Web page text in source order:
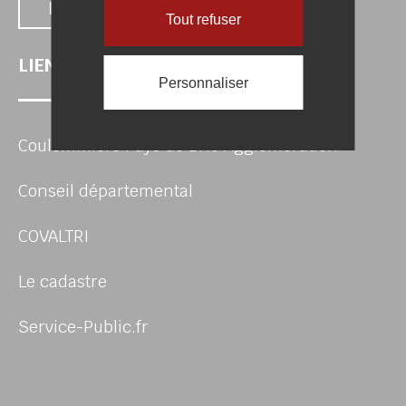
Nous contacter
LIENS UTILES
Coulommiers Pays de Brie Agglomération
Conseil départemental
COVALTRI
Le cadastre
Service-Public.fr
Tout refuser
Personnaliser